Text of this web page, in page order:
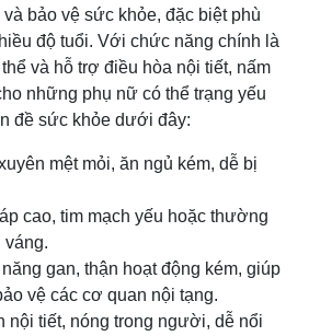
bảo vệ sức khỏe, đặc biệt phù
độ tuổi. Với chức năng chính là
và hỗ trợ điều hòa nội tiết, nấm
những phụ nữ có thể trạng yếu
đề sức khỏe dưới đây:
mệt mỏi, ăn ngủ kém, dễ bị
cao, tim mạch yếu hoặc thường
váng.
gan, thận hoạt động kém, giúp
vệ các cơ quan nội tạng.
nội tiết, nóng trong người, dễ nổi